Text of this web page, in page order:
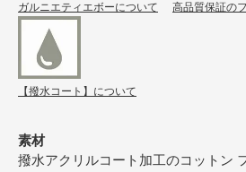
ガルニエティエボーについて 高品質保証の
【撥水コート】について
素材
撥水アクリルコート加工のコットン